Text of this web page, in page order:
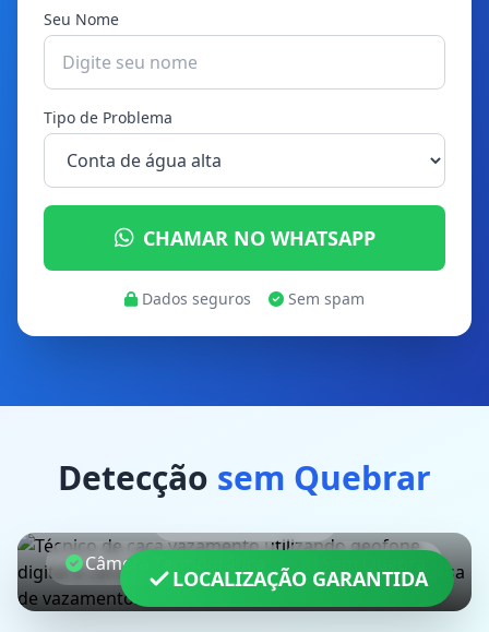
Seu Nome
Tipo de Problema
CHAMAR NO WHATSAPP
Dados seguros Sem spam
Detecção sem Quebrar
LOCALIZAÇÃO GARANTIDA
Câmera Termográfica